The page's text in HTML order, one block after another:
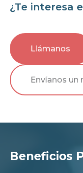
¿Te interesa
Llámanos
Envíanos un
Beneficios